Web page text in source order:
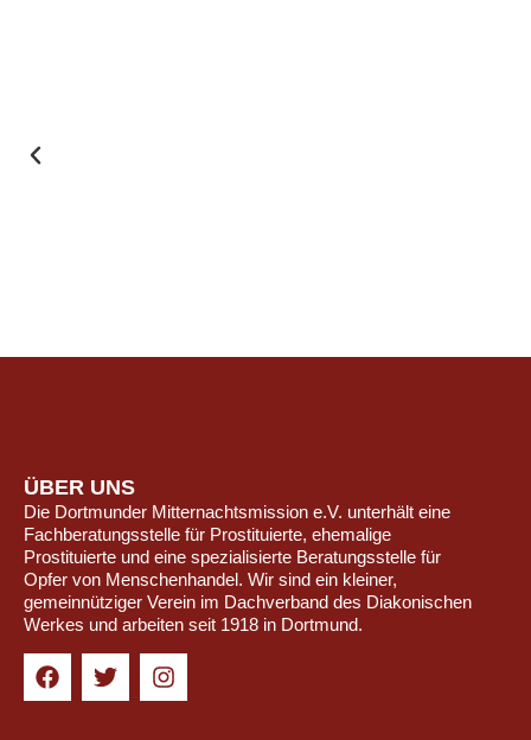
ÜBER UNS
Die Dortmunder Mitternachtsmission e.V. unterhält eine
Fachberatungsstelle für Prostituierte, ehemalige
Prostituierte und eine spezialisierte Beratungsstelle für
Opfer von Menschenhandel. Wir sind ein kleiner,
gemeinnütziger Verein im Dachverband des Diakonischen
Werkes und arbeiten seit 1918 in Dortmund.